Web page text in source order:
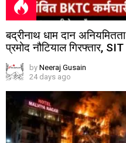
बद्रीनाथ धाम दान
प्रमोद नौटियाल गिरफ्तार,
by Neeraj Gusain
24 days ago